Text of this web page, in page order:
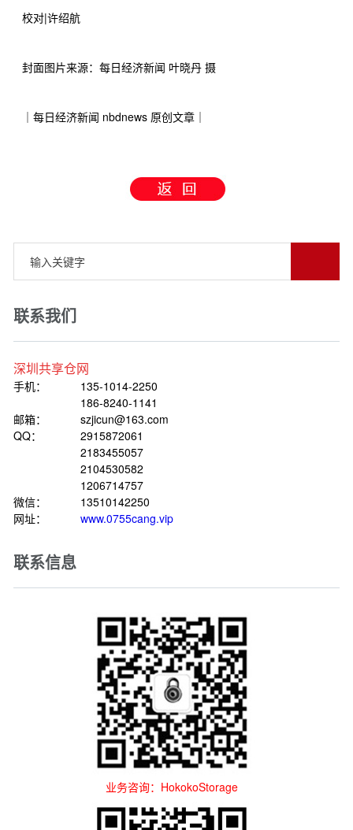
校对|许绍航
封面图片来源：每日经济新闻 叶晓丹 摄
｜每日经济新闻 nbdnews 原创文章｜
联系我们
深圳共享仓网
手机：
135-1014-2250
186-8240-1141
邮箱：
szjicun@163.com
QQ：
2915872061
2183455057
2104530582
1206714757
微信：
13510142250
网址：
www.0755cang.vip
联系信息
业务咨询：HokokoStorage